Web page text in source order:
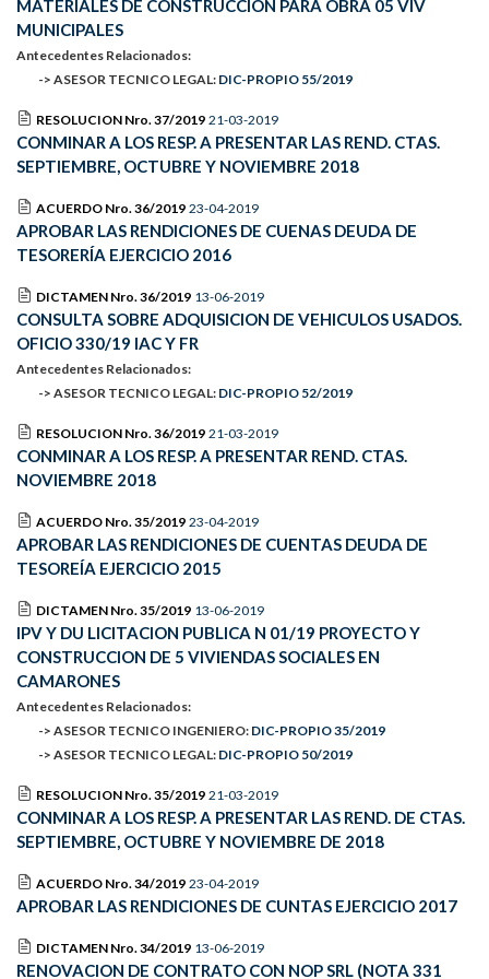
MATERIALES DE CONSTRUCCION PARA OBRA 05 VIV
MUNICIPALES
Antecedentes Relacionados:
-> ASESOR TECNICO LEGAL: DIC-PROPIO 55/2019
RESOLUCION Nro. 37/2019 21-03-2019
CONMINAR A LOS RESP. A PRESENTAR LAS REND. CTAS.
SEPTIEMBRE, OCTUBRE Y NOVIEMBRE 2018
ACUERDO Nro. 36/2019 23-04-2019
APROBAR LAS RENDICIONES DE CUENAS DEUDA DE
TESORERÍA EJERCICIO 2016
DICTAMEN Nro. 36/2019 13-06-2019
CONSULTA SOBRE ADQUISICION DE VEHICULOS USADOS.
OFICIO 330/19 IAC Y FR
Antecedentes Relacionados:
-> ASESOR TECNICO LEGAL: DIC-PROPIO 52/2019
RESOLUCION Nro. 36/2019 21-03-2019
CONMINAR A LOS RESP. A PRESENTAR REND. CTAS.
NOVIEMBRE 2018
ACUERDO Nro. 35/2019 23-04-2019
APROBAR LAS RENDICIONES DE CUENTAS DEUDA DE
TESOREÍA EJERCICIO 2015
DICTAMEN Nro. 35/2019 13-06-2019
IPV Y DU LICITACION PUBLICA N 01/19 PROYECTO Y
CONSTRUCCION DE 5 VIVIENDAS SOCIALES EN
CAMARONES
Antecedentes Relacionados:
-> ASESOR TECNICO INGENIERO: DIC-PROPIO 35/2019
-> ASESOR TECNICO LEGAL: DIC-PROPIO 50/2019
RESOLUCION Nro. 35/2019 21-03-2019
CONMINAR A LOS RESP. A PRESENTAR LAS REND. DE CTAS.
SEPTIEMBRE, OCTUBRE Y NOVIEMBRE DE 2018
ACUERDO Nro. 34/2019 23-04-2019
APROBAR LAS RENDICIONES DE CUNTAS EJERCICIO 2017
DICTAMEN Nro. 34/2019 13-06-2019
RENOVACION DE CONTRATO CON NOP SRL (NOTA 331